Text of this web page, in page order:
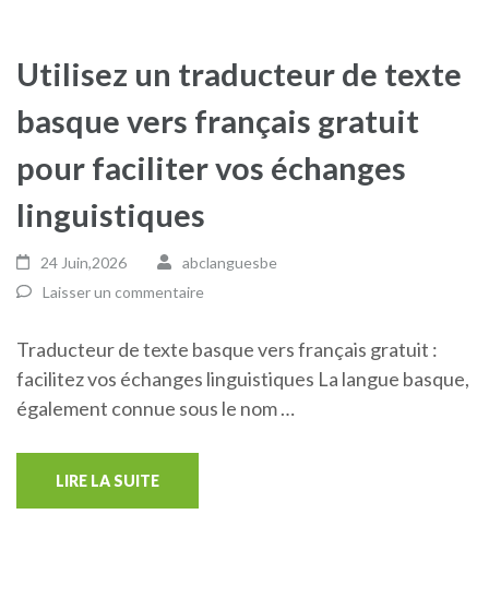
Utilisez un traducteur de texte
basque vers français gratuit
pour faciliter vos échanges
linguistiques
24 Juin,2026
abclanguesbe
Laisser un commentaire
Traducteur de texte basque vers français gratuit :
facilitez vos échanges linguistiques La langue basque,
également connue sous le nom …
LIRE LA SUITE